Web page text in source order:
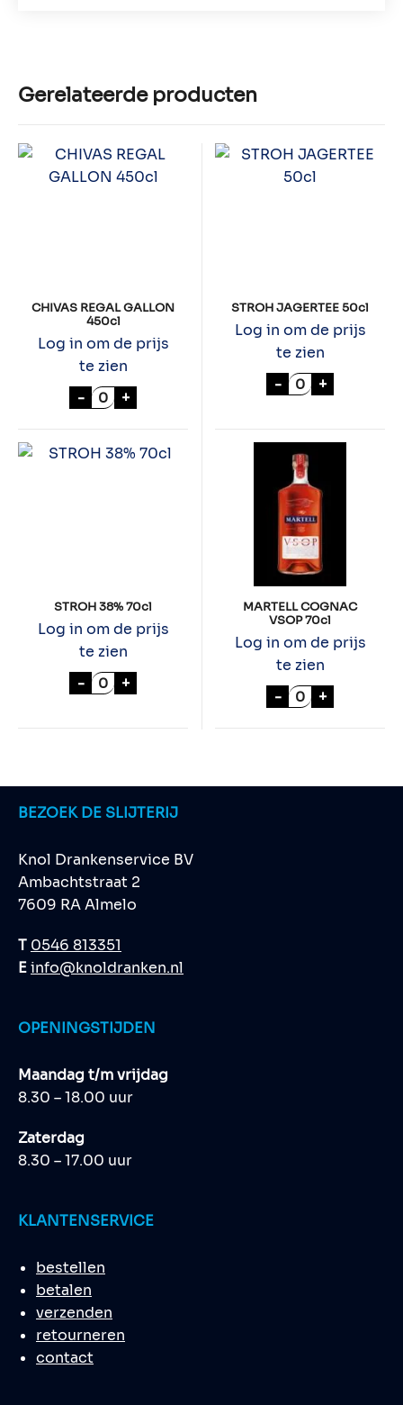
Gerelateerde producten
CHIVAS REGAL GALLON
450cl
Log in om de prijs
te zien
- CHIVAS REGAL GALLON 450cl aantal
+
STROH JAGERTEE 50cl
Log in om de prijs
te zien
- STROH
+
STROH 38% 70cl
Log in om de prijs
te zien
- STROH 38% 70cl aantal
+
MARTELL COGNAC
VSOP 70cl
Log in om de prijs
te zien
- MARTELL
+
BEZOEK DE SLIJTERIJ
Knol Drankenservice BV
Ambachtstraat 2
7609 RA Almelo
T 0546 813351
Einfo@knoldranken.nl
OPENINGSTIJDEN
Maandag t/m vrijdag
8.30 – 18.00 uur
Zaterdag
8.30 – 17.00 uur
KLANTENSERVICE
bestellen
betalen
verzenden
retourneren
contact